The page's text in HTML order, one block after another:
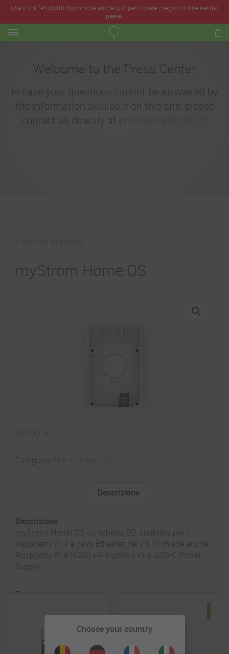
Usa il link “Prodotto disponibile anche qui” per trovare i negozi online nel tuo
paese.
Welcome to the Press Center
In case your questions cannot be answered by
the information available on this site, please
contact us directly at press@mystrom.ch
< Back to overview
myStrom Home OS
Categoria: Non categorizzato
Descrizione
Descrizione
myStrom Home OS su scheda SD, custodia per il
Raspberry Pi 4 e cavo Ethernet nel kit. Richiede anche:
Raspberry Pi 4 (4GB) e Raspberry Pi 4 USB-C Power
Supply.
Prodotti correlati
Choose your country